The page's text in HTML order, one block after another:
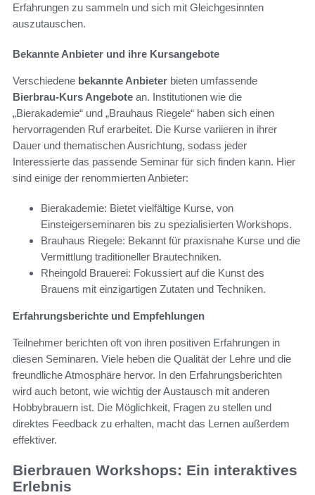
Erfahrungen zu sammeln und sich mit Gleichgesinnten
auszutauschen.
Bekannte Anbieter und ihre Kursangebote
Verschiedene bekannte Anbieter bieten umfassende
Bierbrau-Kurs Angebote an. Institutionen wie die
„Bierakademie“ und „Brauhaus Riegele“ haben sich einen
hervorragenden Ruf erarbeitet. Die Kurse variieren in ihrer
Dauer und thematischen Ausrichtung, sodass jeder
Interessierte das passende Seminar für sich finden kann. Hier
sind einige der renommierten Anbieter:
Bierakademie: Bietet vielfältige Kurse, von
Einsteigerseminaren bis zu spezialisierten Workshops.
Brauhaus Riegele: Bekannt für praxisnahe Kurse und die
Vermittlung traditioneller Brautechniken.
Rheingold Brauerei: Fokussiert auf die Kunst des
Brauens mit einzigartigen Zutaten und Techniken.
Erfahrungsberichte und Empfehlungen
Teilnehmer berichten oft von ihren positiven Erfahrungen in
diesen Seminaren. Viele heben die Qualität der Lehre und die
freundliche Atmosphäre hervor. In den Erfahrungsberichten
wird auch betont, wie wichtig der Austausch mit anderen
Hobbybrauern ist. Die Möglichkeit, Fragen zu stellen und
direktes Feedback zu erhalten, macht das Lernen außerdem
effektiver.
Bierbrauen Workshops: Ein interaktives
Erlebnis